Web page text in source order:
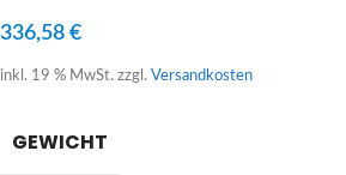
336,58 €
inkl. 19 % MwSt. zzgl. Versandkosten
GEWICHT